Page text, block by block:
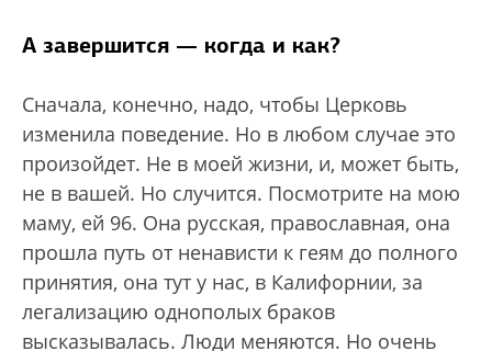
А завершится — когда и как?
Сначала, конечно, надо, чтобы Церковь
изменила поведение. Но в любом случае это
произойдет. Не в моей жизни, и, может быть,
не в вашей. Но случится. Посмотрите на мою
маму, ей 96. Она русская, православная, она
прошла путь от ненависти к геям до полного
принятия, она тут у нас, в Калифорнии, за
легализацию однополых браков
высказывалась. Люди меняются. Но очень